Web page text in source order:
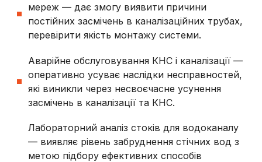
мереж — дає змогу виявити причини
постійних засмічень в каналізаційних трубах,
перевірити якість монтажу системи.
Аварійне обслуговування КНС і каналізації —
оперативно усуває наслідки несправностей,
які виникли через несвоєчасне усунення
засмічень в каналізації та КНС.
Лабораторний аналіз стоків для водоканалу
— виявляє рівень забруднення стічних вод з
метою підбору ефективних способів